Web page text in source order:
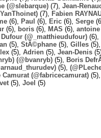
(@slebarque) (7), Jean-
(7), Fabien
(6), Paul (6), Eric (6), Serge
(6), boris (6), MAS (6), antoine
Dufour (@_matthieudufour) (6),
(5), StÃ©phane (5), Gilles (5),
(5), Adrien (5), Jean-Denis
(@bvanryb) (5), Boris
(5),
Camurat (@fabricecamurat) (5),
(5), Joel (5)